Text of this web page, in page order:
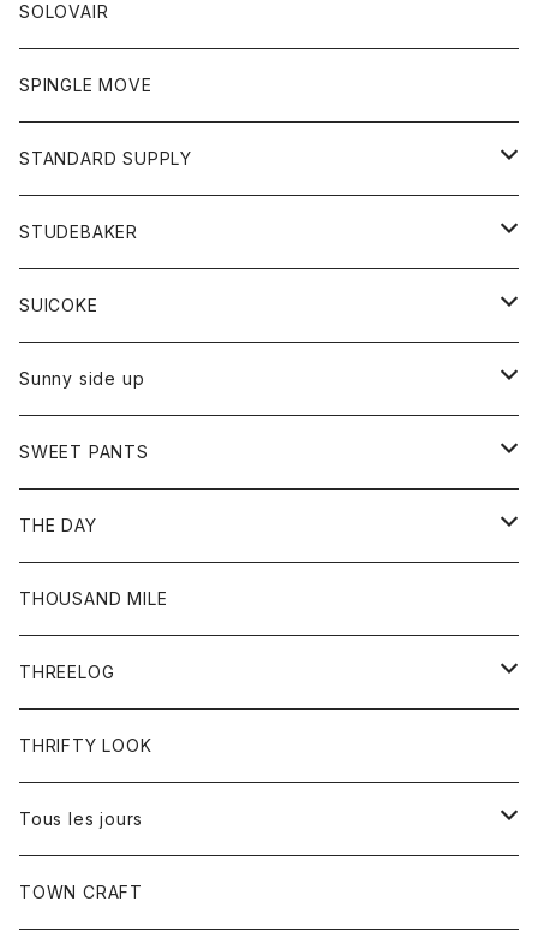
Tシャツ
トレーナー
ボトム
ショートパンツ
スカート
レディース
スカート
Tシャツ
アクセサリー
バック
ネクタイ
グローブ
アクセサリー
トップス
カットソー
カーディガン
ボトム
ショートパンツ
パンツ
レディース
カットソー
カーディガン
ワンピース
コート
ジーンズ
チノパン
トップス
ポロシャツ
ベスト
靴
靴
ワンピース
トップス
カットソー
ボトム
パンツ
オーバーオール
SOLOVAIR
SPINGLE MOVE
STANDARD SUPPLY
財布
バッグ
STUDEBAKER
アクセサリー
ブレスレット
リング
SUICOKE
ブーツ
サンダル
Sunny side up
アウター
Ｇジャン
ボトム
ジーンズ
SWEET PANTS
ボトム
ショートパンツ
THE DAY
トップス
Tシャツ
THOUSAND MILE
THREELOG
トップス
Tシャツ
THRIFTY LOOK
Tous les jours
トップス
TOWN CRAFT